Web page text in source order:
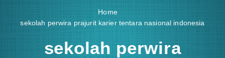
Home
sekolah perwira prajurit karier tentara nasional indonesia
sekolah perwira